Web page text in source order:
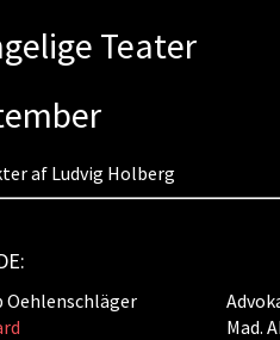
Teater
af Ludvig Holberg
Mad.